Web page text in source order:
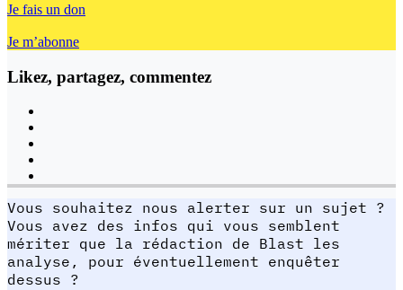
Je fais un don
Je m’abonne
Likez, partagez, commentez
Vous souhaitez nous alerter sur un sujet ?
Vous avez des infos qui vous semblent
mériter que la rédaction de Blast les
analyse, pour éventuellement enquêter
dessus ?